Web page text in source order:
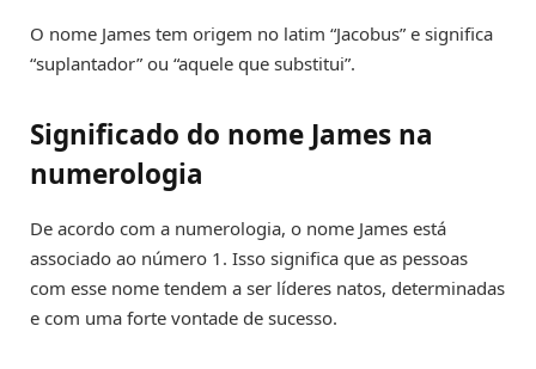
O nome James tem origem no latim “Jacobus” e significa
“suplantador” ou “aquele que substitui”.
Significado do nome James na
numerologia
De acordo com a numerologia, o nome James está
associado ao número 1. Isso significa que as pessoas
com esse nome tendem a ser líderes natos, determinadas
e com uma forte vontade de sucesso.